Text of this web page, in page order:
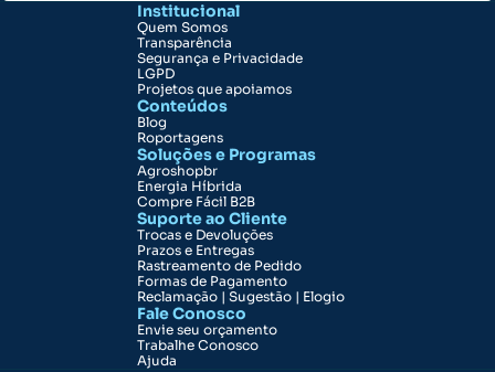
Institucional
Quem Somos
Transparência
Segurança e Privacidade
LGPD
Projetos que apoiamos
Conteúdos
Blog
Roportagens
Soluções e Programas
Agroshopbr
Energia Híbrida
Compre Fácil B2B
Suporte ao Cliente
Trocas e Devoluções
Prazos e Entregas
Rastreamento de Pedido
Formas de Pagamento
Reclamação | Sugestão | Elogio
Fale Conosco
Envie seu orçamento
Trabalhe Conosco
Ajuda